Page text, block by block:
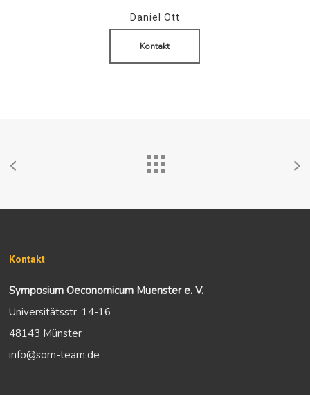
Daniel Ott
Kontakt
Kontakt
Symposium Oeconomicum Muenster e. V.
Universitätsstr. 14-16
48143 Münster
info@som-team.de